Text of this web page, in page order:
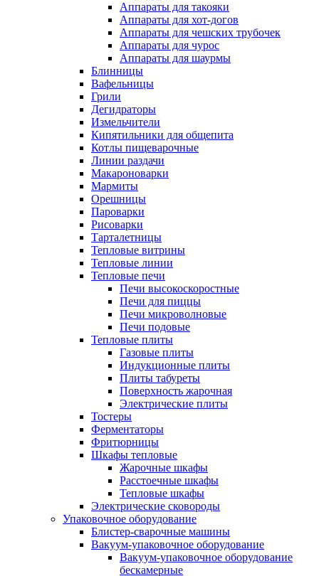
Аппараты для такояки
Аппараты для хот-догов
Аппараты для чешских трубочек
Аппараты для чурос
Аппараты для шаурмы
Блинницы
Вафельницы
Грили
Дегидраторы
Измельчители
Кипятильники для общепита
Котлы пищеварочные
Линии раздачи
Макароноварки
Мармиты
Орешницы
Пароварки
Рисоварки
Тарталетницы
Тепловые витрины
Тепловые линии
Тепловые печи
Печи высокоскоростные
Печи для пиццы
Печи микроволновые
Печи подовые
Тепловые плиты
Газовые плиты
Индукционные плиты
Плиты табуреты
Поверхность жарочная
Электрические плиты
Тостеры
Ферментаторы
Фритюрницы
Шкафы тепловые
Жарочные шкафы
Расстоечные шкафы
Тепловые шкафы
Электрические сковороды
Упаковочное оборудование
Блистер-сварочные машины
Вакуум-упаковочное оборудование
Вакуум-упаковочное оборудование
беcкамерные